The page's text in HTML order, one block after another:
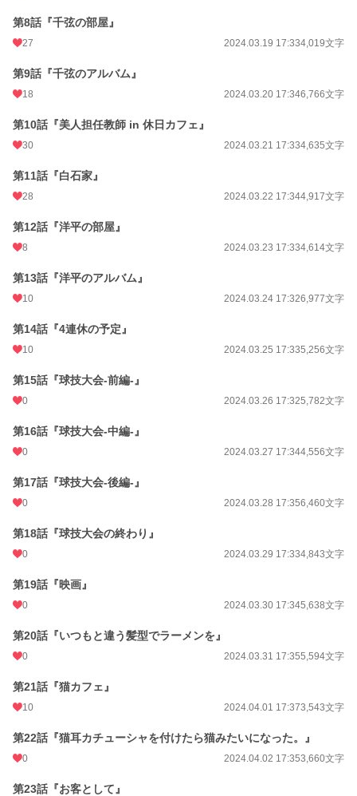
第8話『千弦の部屋』
27 2024.03.19 17:334,019文字
第9話『千弦のアルバム』
18 2024.03.20 17:346,766文字
第10話『美人担任教師 in 休日カフェ』
30 2024.03.21 17:334,635文字
第11話『白石家』
28 2024.03.22 17:344,917文字
第12話『洋平の部屋』
8 2024.03.23 17:334,614文字
第13話『洋平のアルバム』
10 2024.03.24 17:326,977文字
第14話『4連休の予定』
10 2024.03.25 17:335,256文字
第15話『球技大会-前編-』
0 2024.03.26 17:325,782文字
第16話『球技大会-中編-』
0 2024.03.27 17:344,556文字
第17話『球技大会-後編-』
0 2024.03.28 17:356,460文字
第18話『球技大会の終わり』
0 2024.03.29 17:334,843文字
第19話『映画』
0 2024.03.30 17:345,638文字
第20話『いつもと違う髪型でラーメンを』
0 2024.03.31 17:355,594文字
第21話『猫カフェ』
10 2024.04.01 17:373,543文字
第22話『猫耳カチューシャを付けたら猫みたいになった。』
0 2024.04.02 17:353,660文字
第23話『お客として』